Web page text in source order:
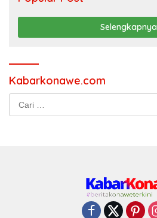
Selengkapnya
Kabarkonawe.com